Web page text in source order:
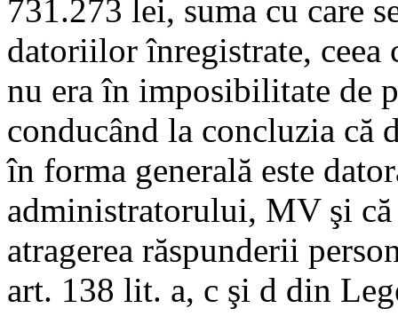
731.273 lei, suma cu care
datoriilor înregistrate, ceea
nu era în imposibilitate de
conducând la concluzia că
în forma generală este
administratorului, MV şi
atragerea răspunderii
art. 138 lit. a, c şi d din